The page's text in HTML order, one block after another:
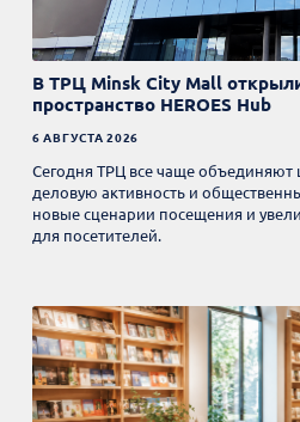
В ТРЦ Minsk City Mall
пространство HEROES Hub
6 АВГУСТА 2026
Сегодня ТРЦ все чаще объединяют
деловую активность и
новые сценарии посещения и
для посетителей.